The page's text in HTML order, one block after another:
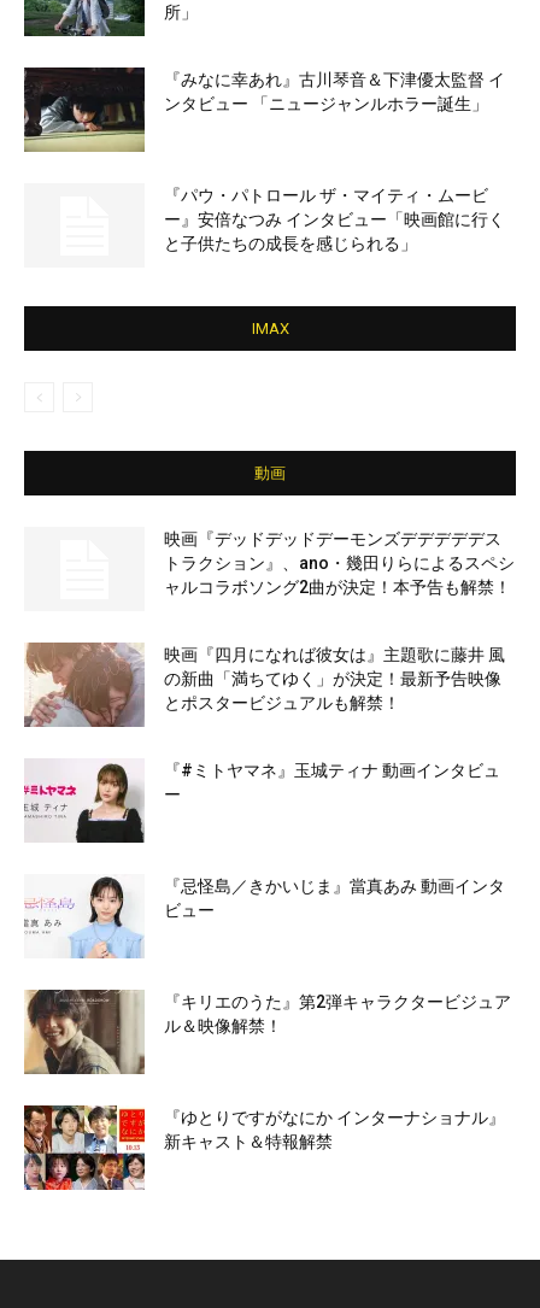
所」
『みなに幸あれ』古川琴音＆下津優太監督 イ
ンタビュー 「ニュージャンルホラー誕生」
『パウ・パトロール ザ・マイティ・ムービ
ー』安倍なつみ インタビュー「映画館に行く
と子供たちの成長を感じられる」
IMAX
動画
映画『デッドデッドデーモンズデデデデデス
トラクション』、ano・幾田りらによるスペシ
ャルコラボソング2曲が決定！本予告も解禁！
映画『四月になれば彼女は』主題歌に藤井 風
の新曲「満ちてゆく」が決定！最新予告映像
とポスタービジュアルも解禁！
『#ミトヤマネ』玉城ティナ 動画インタビュ
ー
『忌怪島／きかいじま』當真あみ 動画インタ
ビュー
『キリエのうた』第2弾キャラクタービジュア
ル＆映像解禁！
『ゆとりですがなにか インターナショナル』
新キャスト＆特報解禁